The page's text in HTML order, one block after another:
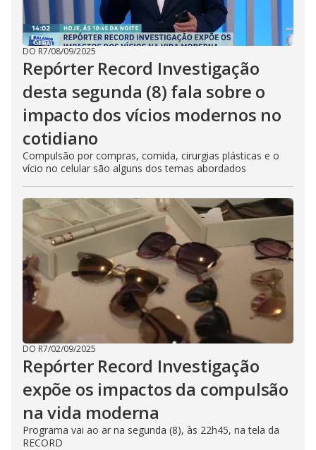
DO R7/08/09/2025
Repórter Record Investigação
desta segunda (8) fala sobre o
impacto dos vícios modernos no
cotidiano
Compulsão por compras, comida, cirurgias plásticas e o
vício no celular são alguns dos temas abordados
DO R7/02/09/2025
Repórter Record Investigação
expõe os impactos da compulsão
na vida moderna
Programa vai ao ar na segunda (8), às 22h45, na tela da
RECORD